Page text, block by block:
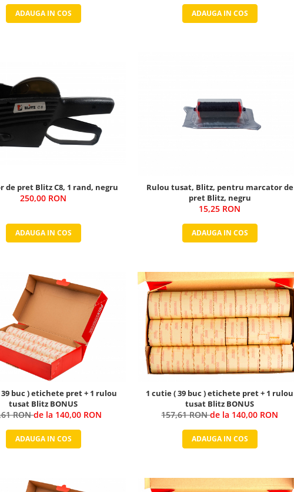
ADAUGA IN COS ADAUGA IN COS
de pret Blitz C8, 1 rand, negru
250,00 RON
ADAUGA IN COS
Rulou tusat, Blitz, pentru marcator de
pret Blitz, negru
15,25 RON
ADAUGA IN COS
buc ) etichete pret + 1 rulou
tusat Blitz BONUS
RONde la 140,00 RON
ADAUGA IN COS
1 cutie ( 39 buc ) etichete pret + 1 rulou
tusat Blitz BONUS
157,61 RONde la 140,00 RON
ADAUGA IN COS